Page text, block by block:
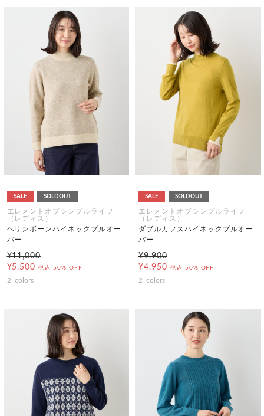
SALE SOLDOUT
エレメントオブシンプルライフ
（レディス）
ヘリンボーンハイネックプルオー
バー
¥11,000
¥5,500 税込 50% OFF
2 colors
SALE SOLDOUT
エレメントオブシンプルライフ
（レディス）
ダブルカフスハイネックプルオー
バー
¥9,900
¥4,950 税込 50% OFF
2 colors